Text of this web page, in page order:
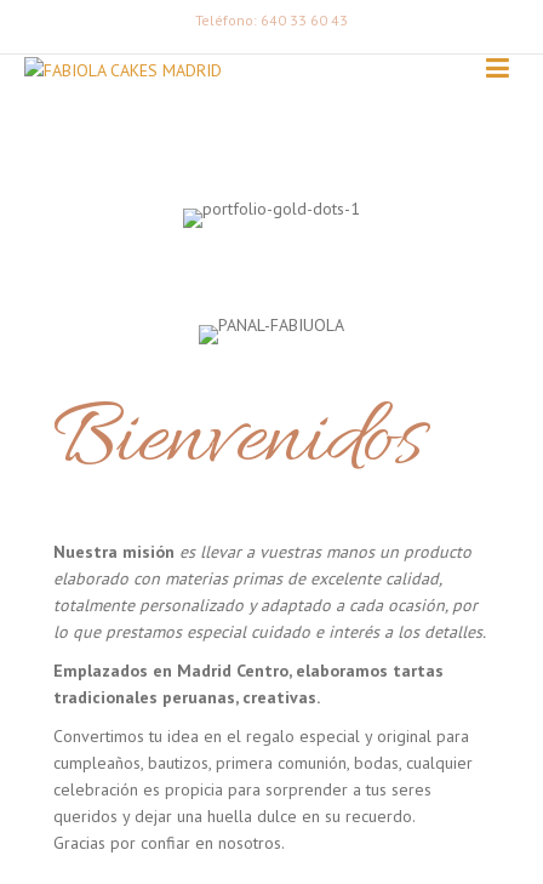
Teléfono: 640 33 60 43
Bienvenidos
Nuestra misión es llevar a vuestras manos un producto
elaborado con materias primas de excelente calidad,
totalmente personalizado y adaptado a cada ocasión, por
lo que prestamos especial cuidado e interés a los detalles.
Emplazados en Madrid Centro, elaboramos tartas
tradicionales peruanas, creativas.
Convertimos tu idea en el regalo especial y original para
cumpleaños, bautizos, primera comunión, bodas, cualquier
celebración es propicia para sorprender a tus seres
queridos y dejar una huella dulce en su recuerdo.
Gracias por confiar en nosotros.